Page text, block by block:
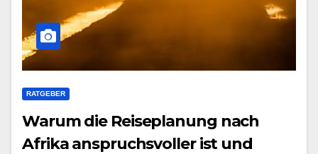
RATGEBER
Warum die Reiseplanung nach
Afrika anspruchsvoller ist und